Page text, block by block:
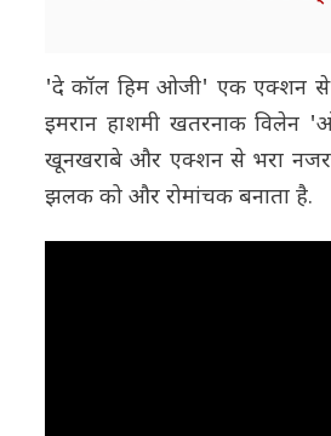
'दे कॉल हिम ओजी' एक एक्शन से
इमरान हाशमी खतरनाक विलेन
खूनखराबे और एक्शन से भरा नजर
झलक को और रोमांचक बनाता है.